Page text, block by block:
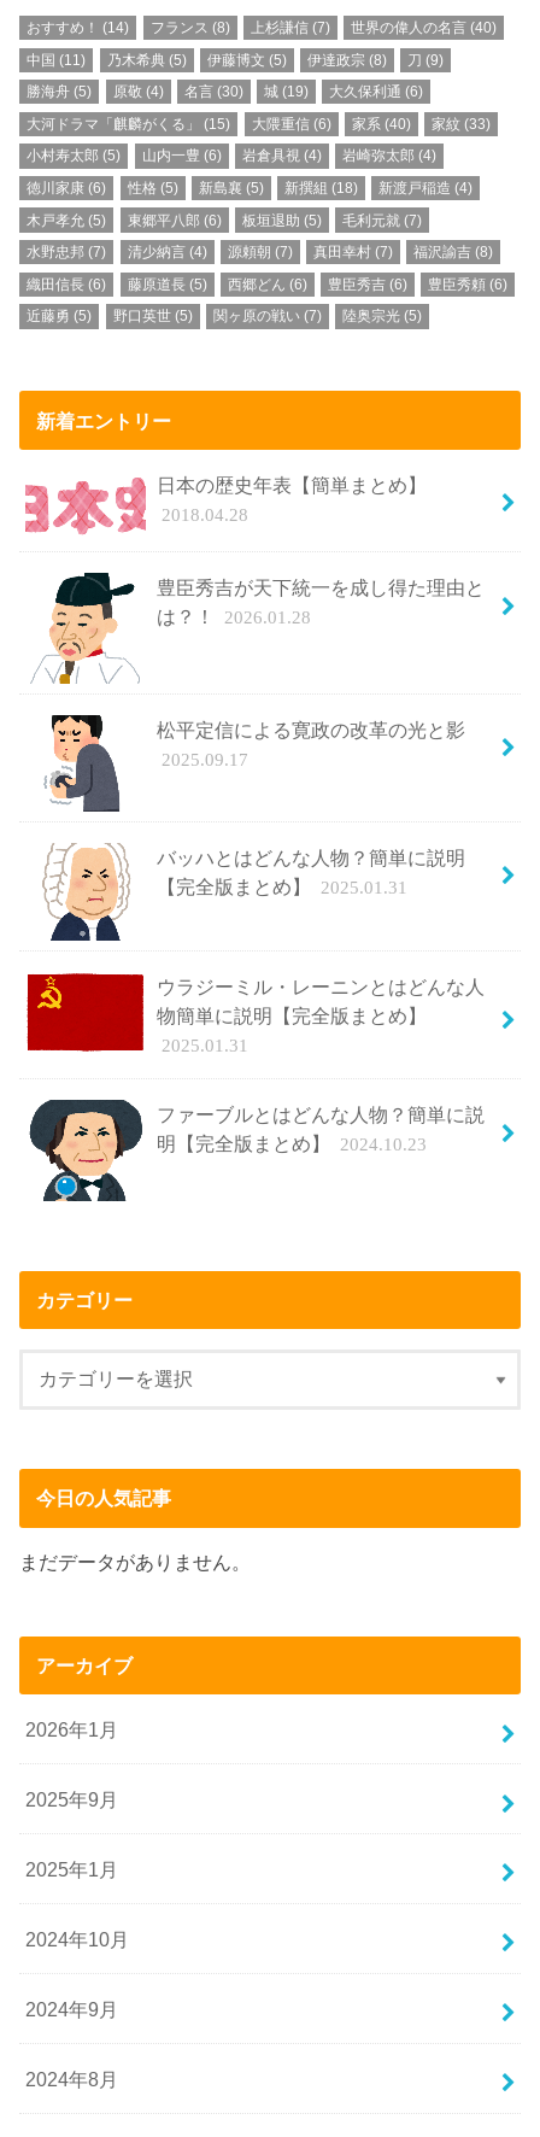
おすすめ！ (14) フランス (8) 上杉謙信(7) 世界の偉人の名言 (40)
中国 (11) 乃木希典(5) 伊藤博文 (5) 伊達政宗 (8) 刀 (9)
勝海舟 (5) 原敬 (4) 名言(30) 城 (19) 大久保利通 (6)
大河ドラマ「麒麟がくる」
(15) 大隈重信(6) 家系(40) 家紋 (33)
小村寿太郎 (5) 山内一豊 (6) 岩倉具視(4) 岩崎弥太郎 (4)
徳川家康 (6) 性格 (5) 新島襄 (5) 新撰組 (18) 新渡戸稲造 (4)
木戸孝允 (5) 東郷平八郎 (6) 板垣退助 (5) 毛利元就 (7)
水野忠邦 (7) 清少納言(4) 源頼朝 (7) 真田幸村 (7) 福沢諭吉 (8)
織田信長 (6) 藤原道長(5) 西郷どん (6) 豊臣秀吉 (6) 豊臣秀頼 (6)
近藤勇 (5) 野口英世(5) 関ヶ原の戦い(7) 陸奥宗光 (5)
新着エントリー
日本の歴史年表【簡単まとめ】
2018.04.28
豊臣秀吉が天下統一を成し得た理由と
は？！
2026.01.28
松平定信による寛政の改革の光と影
2025.09.17
バッハとはどんな人物？簡単に説明
【完全版まとめ】
2025.01.31
ウラジーミル・レーニンとはどんな人
物簡単に説明【完全版まとめ】
2025.01.31
ファーブルとはどんな人物？簡単に説
明【完全版まとめ】
2024.10.23
カテゴリー
今日の人気記事
まだデータがありません。
アーカイブ
2026年1月
2025年9月
2025年1月
2024年10月
2024年9月
2024年8月